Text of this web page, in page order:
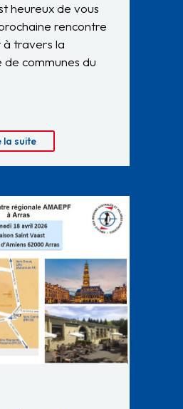
heureux de vous
rencontre
à travers la
communes du
la suite